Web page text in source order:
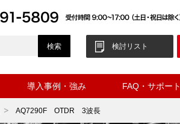
検討リスト
導入事例・強み FAQ・サポート
AQ7290F OTDR 3波長